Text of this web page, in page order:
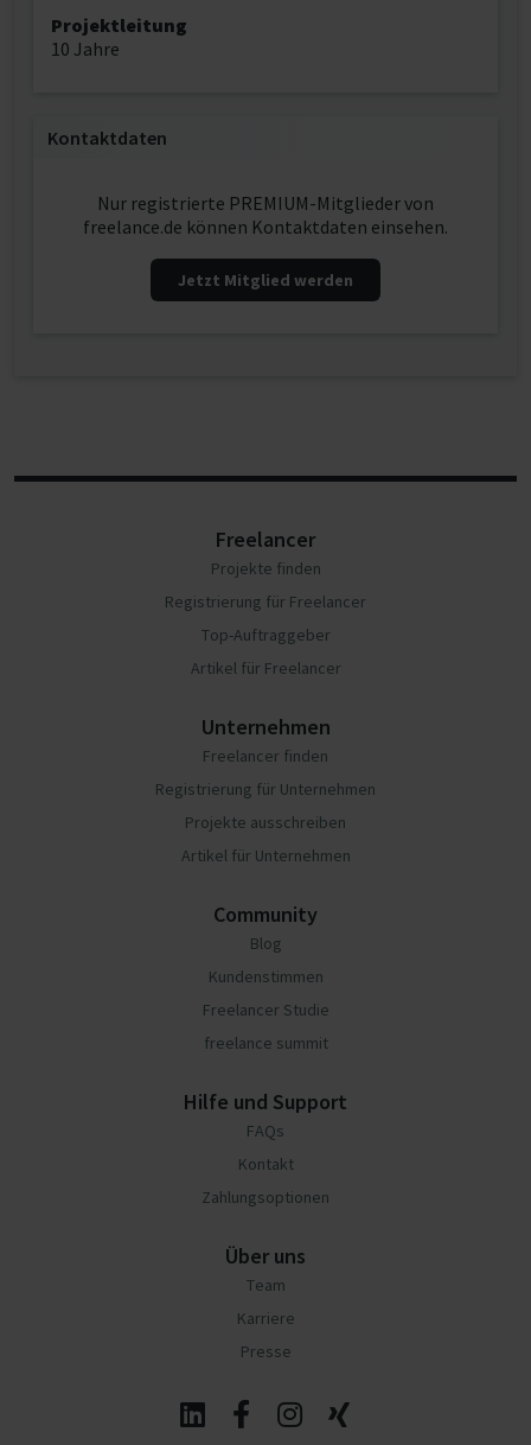
Projektleitung
10 Jahre
Kontaktdaten
Nur registrierte PREMIUM-Mitglieder von
freelance.de können Kontaktdaten einsehen.
Jetzt Mitglied werden
Freelancer
Projekte finden
Registrierung für Freelancer
Top-Auftraggeber
Artikel für Freelancer
Unternehmen
Freelancer finden
Registrierung für Unternehmen
Projekte ausschreiben
Artikel für Unternehmen
Community
Blog
Kundenstimmen
Freelancer Studie
freelance summit
Hilfe und Support
FAQs
Kontakt
Zahlungsoptionen
Über uns
Team
Karriere
Presse